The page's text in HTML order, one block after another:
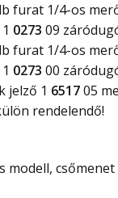
furat 1/4-os
0273 09
furat 1/4-os
0273 00
jelző 1 651705
rendelendő!
modell,